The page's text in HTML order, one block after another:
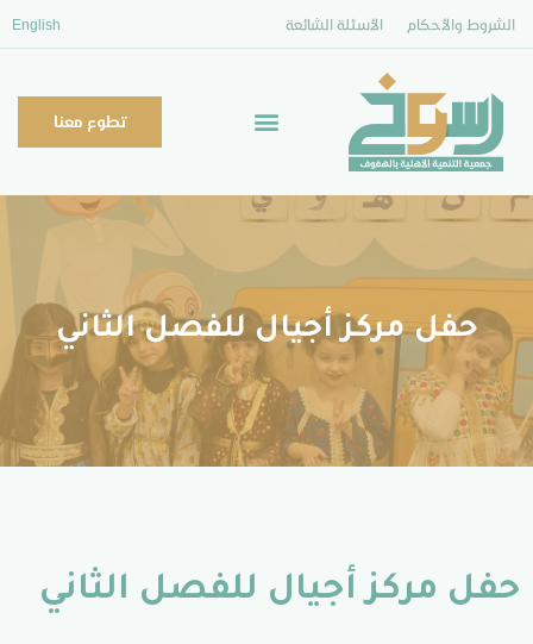
الشروط والأحكام الأسئلة الشائعة English
تطوع معنا
حفل مركز أجيال للفصل الثاني
حفل مركز أجيال للفصل الثاني